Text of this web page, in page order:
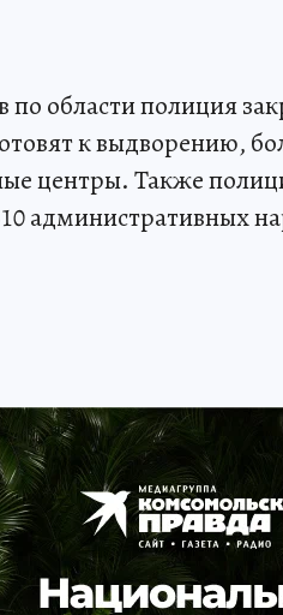
по области полиция
к выдворению,
центры. Также
административных